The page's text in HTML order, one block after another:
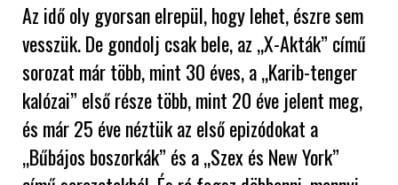
Az idő oly gyorsan elrepül, hogy lehet, észre sem
vesszük. De gondolj csak bele, az „X-Akták” című
sorozat már több, mint 30 éves, a „Karib-tenger
kalózai” első része több, mint 20 éve jelent meg,
és már 25 éve néztük az első epizódokat a
„Bűbájos boszorkák” és a „Szex és New York”